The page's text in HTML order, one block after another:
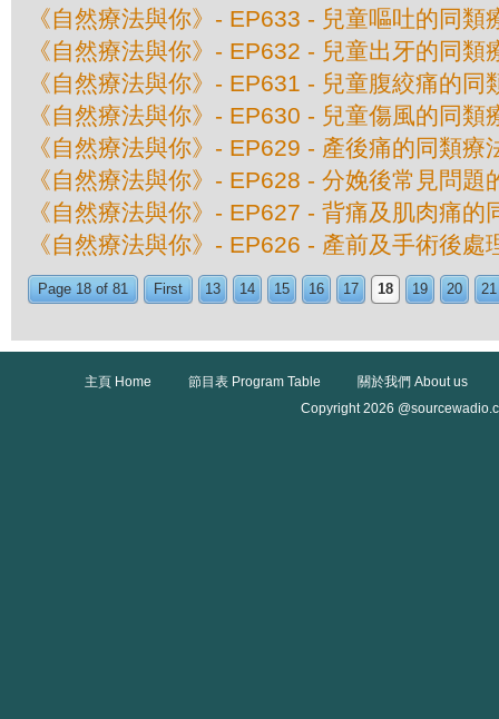
《自然療法與你》- EP633 - 兒童嘔吐的同類
《自然療法與你》- EP632 - 兒童出牙的同類
《自然療法與你》- EP631 - 兒童腹絞痛的同
《自然療法與你》- EP630 - 兒童傷風的同類
《自然療法與你》- EP629 - 產後痛的同類療
《自然療法與你》- EP628 - 分娩後常見問題
《自然療法與你》- EP627 - 背痛及肌肉痛的
《自然療法與你》- EP626 - 產前及手術後處
Page 18 of 81 First 13 14 15 16 17 18 19 20 21
主頁 Home 節目表 Program Table
關於我們 About us
Copyright 2026